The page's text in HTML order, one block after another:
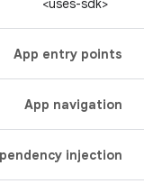
<uses-sdk>
App entry points
App navigation
injection